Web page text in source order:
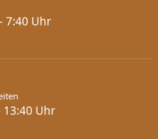
7:40 Uhr
13:40 Uhr